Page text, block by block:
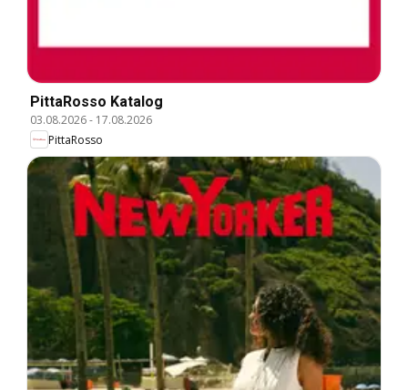
PittaRosso Katalog
03.08.2026- 17.08.2026
PittaRosso